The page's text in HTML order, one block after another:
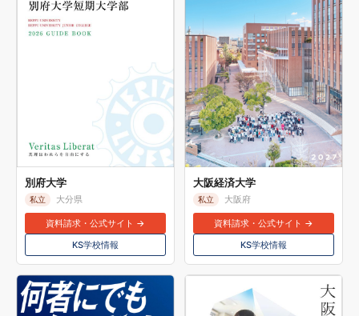
別府大学
私立 大分県
資料請求・公式サイト →
KS学校情報
大阪経済大学
私立 大阪府
資料請求・公式サイト →
KS学校情報